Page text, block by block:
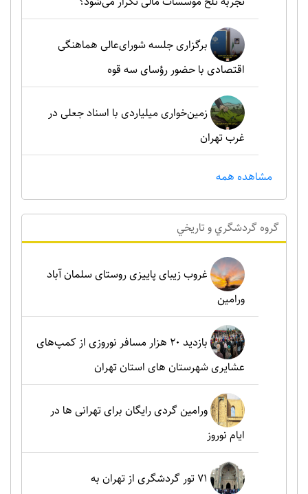
برگزاری جلسه شورای‌عالی هماهنگی
اقتصادی با حضور رؤسای سه قوه
زمین‌خواری میلیاردی با اسناد جعلی در
غرب تهران
مشاهده همه
گروه گردشگري و تاريخي
غروب زیبای پاییزی روستای سلمان آباد
ورامین
بازدید ۲۰ هزار مسافر نوروزی از کمپ‌های
عشایری شهرستان های استان تهران
ورامین گردی رایگان برای تهرانی ها در
ایام نوروز
۷۱ تور گردشگری از تهران به